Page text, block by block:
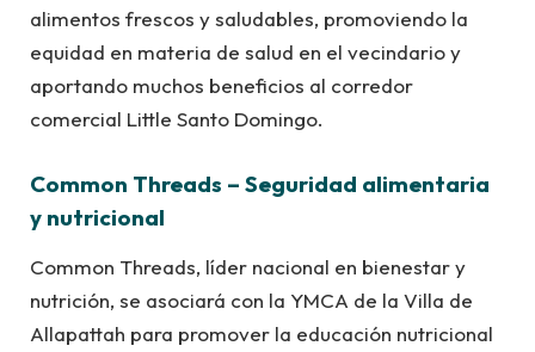
alimentos frescos y saludables, promoviendo la
equidad en materia de salud en el vecindario y
aportando muchos beneficios al corredor
comercial Little Santo Domingo.
Common Threads – Seguridad alimentaria
y nutricional
Common Threads, líder nacional en bienestar y
nutrición, se asociará con la YMCA de la Villa de
Allapattah para promover la educación nutricional